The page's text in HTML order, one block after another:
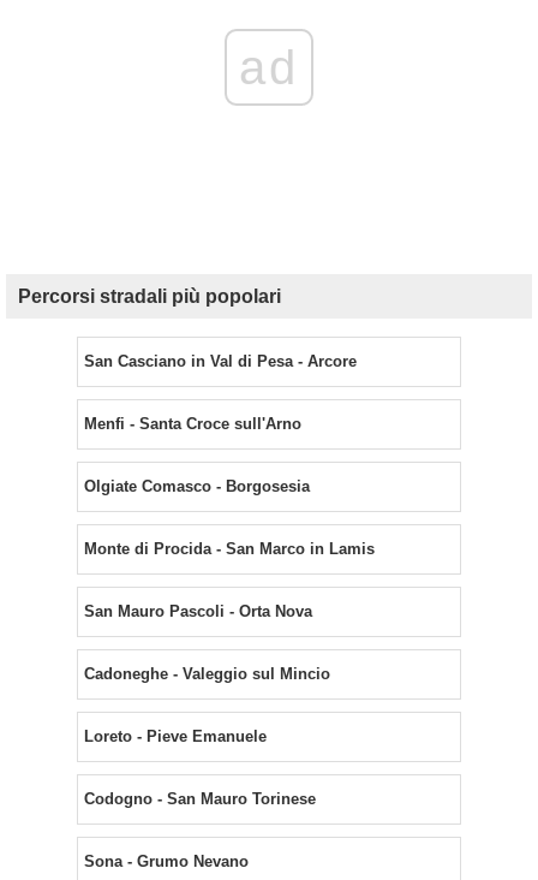
ad
Percorsi stradali più popolari
San Casciano in Val di Pesa - Arcore
Menfi - Santa Croce sull'Arno
Olgiate Comasco - Borgosesia
Monte di Procida - San Marco in Lamis
San Mauro Pascoli - Orta Nova
Cadoneghe - Valeggio sul Mincio
Loreto - Pieve Emanuele
Codogno - San Mauro Torinese
Sona - Grumo Nevano